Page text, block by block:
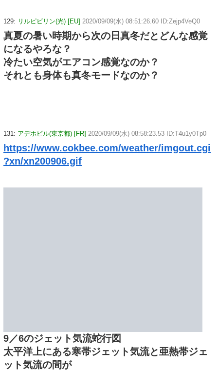
129: リルピビリン(光) [EU] 2020/09/09(水) 08:51:26.60 ID:Zejp4VeQ0
真夏の暑い時期から次の日真冬だとどんな感覚
になるやろな？
冷たい空気がエアコン感覚なのか？
それとも身体も真冬モードなのか？
131: アデホビル(東京都) [FR] 2020/09/09(水) 08:58:23.53 ID:T4u1y0Tp0
https://www.cokbee.com/weather/imgout.cgi
?xn/xn200906.gif
9／6のジェット気流蛇行図
太平洋上にある寒帯ジェット気流と亜熱帯ジェ
ット気流の間が